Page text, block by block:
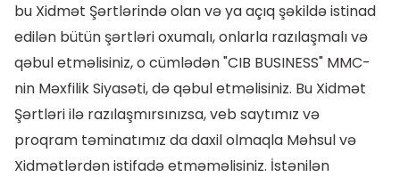
bu Xidmət Şərtlərində olan və ya açıq şəkildə istinad
edilən bütün şərtləri oxumalı, onlarla razılaşmalı və
qəbul etməlisiniz, o cümlədən "CIB BUSINESS" MMC-
nin Məxfilik Siyasəti, də qəbul etməlisiniz. Bu Xidmət
Şərtləri ilə razılaşmırsınızsa, veb saytımız və
proqram təminatımız da daxil olmaqla Məhsul və
Xidmətlərdən istifadə etməməlisiniz. İstənilən